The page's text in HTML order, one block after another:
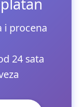
i procena
24 sata